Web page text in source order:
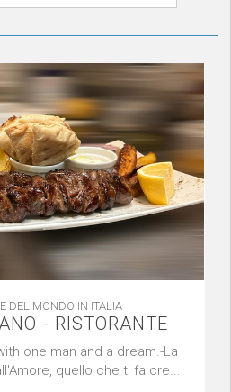
DEL MONDO IN ITALIA
- RISTORANTE
one man and a dream.-La
quello che ti fa cre...